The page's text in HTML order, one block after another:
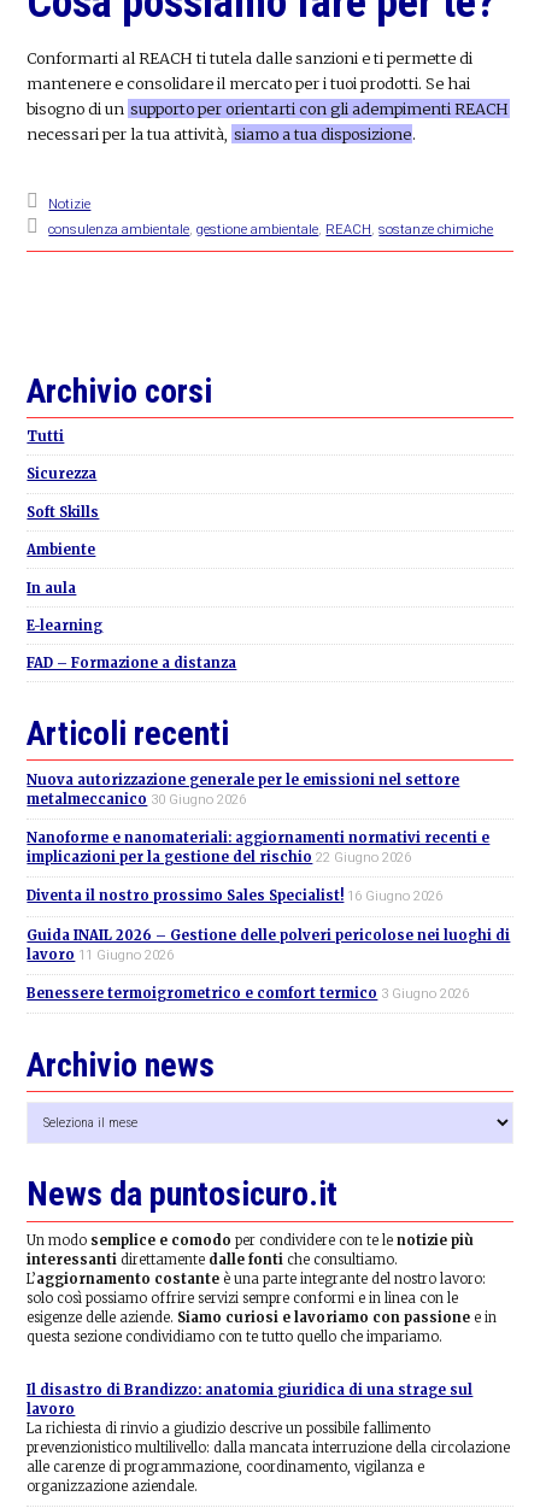
Conformarti al REACH ti tutela dalle sanzioni e ti permette di
mantenere e consolidare il mercato per i tuoi prodotti. Se hai
bisogno di un supporto per orientarti con gli adempimenti REACH
necessari per la tua attività, siamo a tua disposizione.
Notizie
consulenza ambientale,gestione ambientale, REACH,sostanze chimiche
Primary
Sidebar
Archivio corsi
Tutti
Sicurezza
Soft Skills
Ambiente
In aula
E-learning
FAD – Formazione a distanza
Articoli recenti
Nuova autorizzazione generale per le emissioni nel settore
metalmeccanico 30 Giugno 2026
Nanoforme e nanomateriali: aggiornamenti normativi recenti e
implicazioni per la gestione del rischio 22 Giugno 2026
Diventa il nostro prossimo Sales Specialist! 16 Giugno 2026
Guida INAIL 2026 – Gestione delle polveri pericolose nei luoghi di
lavoro 11 Giugno 2026
Benessere termoigrometrico e comfort termico 3 Giugno 2026
Archivio news
news
News da puntosicuro.it
Un modo semplice e comodo per condividere con te lenotizie più
interessanti direttamente dalle fonti che consultiamo.
L’aggiornamento costante è una parte integrante del nostro lavoro:
solo così possiamo offrire servizi sempre conformi e in linea con le
esigenze delle aziende. Siamo curiosi e lavoriamo con passione e in
questa sezione condividiamo con te tutto quello che impariamo.
Il disastro di Brandizzo: anatomia giuridica di una strage sul
lavoro
La richiesta di rinvio a giudizio descrive un possibile fallimento
prevenzionistico multilivello: dalla mancata interruzione della circolazione
alle carenze di programmazione, coordinamento, vigilanza e
organizzazione aziendale.